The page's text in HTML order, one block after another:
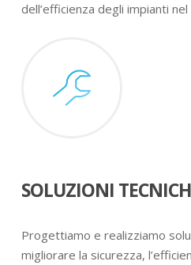
dell’efficienza degli impianti
SOLUZIONI
Progettiamo e realizziamo
migliorare la sicurezza,